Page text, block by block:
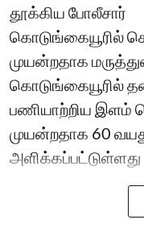
தூக்கிய போலீசார்
கொடுங்கையூரில்
முயன்றதாக
கொடுங்கையூரில்
பணியாற்றிய இளம்
முயன்றதாக 60 வயது
அளிக்கப்பட்டுள்ளது